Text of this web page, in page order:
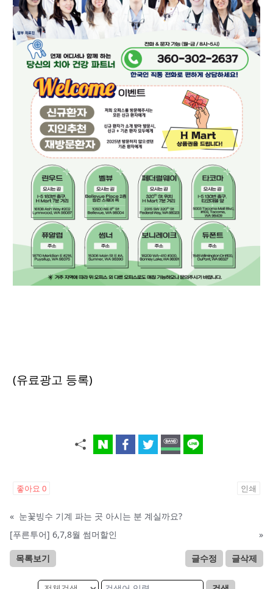
(유료광고 등록)
좋아요 0 인쇄
« 눈꽃빙수 기계 파는 곳 아시는 분 계실까요?
[푸른투어] 6,7,8월 썸머할인
»
목록보기 글수정 글삭제